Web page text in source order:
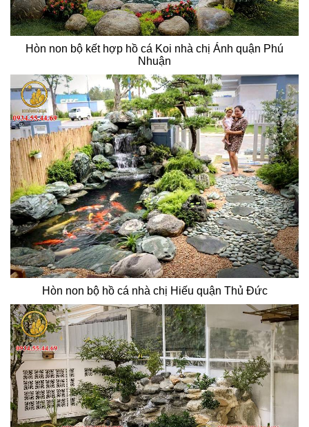
Hòn non bộ kết hợp hồ cá Koi nhà chị Ánh quận Phú
Nhuận
Hòn non bộ hồ cá nhà chị Hiếu quận Thủ Đức